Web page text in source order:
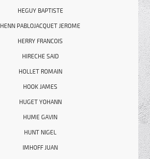
HEGUY BAPTISTE
HENN PABLOJACQUET JEROME
HERRY FRANCOIS
HIRECHE SAID
HOLLET ROMAIN
HOOK JAMES
HUGET YOHANN
HUME GAVIN
HUNT NIGEL
IMHOFF JUAN